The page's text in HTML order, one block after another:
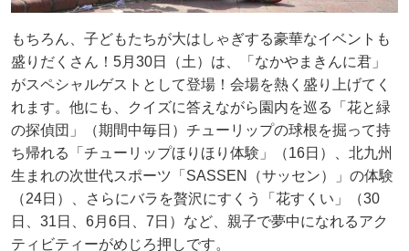
もちろん、子どもたちが大はしゃぎする豪華なイベントも
盛りだくさん！5月30日（土）は、「なかやまきんに君」
がスペシャルゲストとして登場！会場を熱く盛り上げてく
れます。他にも、クイズに答えながら園内を巡る「花と緑
の探偵団」（期間中毎日）チューリップの球根を掘って持
ち帰れる「チューリップほりほり体験」（16日）、北九州
生まれの次世代スポーツ「SASSEN（サッセン）」の体験
（24日）、さらにバラを贅沢にすくう「花すくい」（30
日、31日、6月6日、7日）など、親子で夢中になれるアク
ティビティーがめじろ押しです。